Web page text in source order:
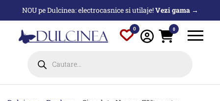
conținut
NOU pe Dulcinea: electrocasnice si utilaje!Vezi gama →
0 0
search